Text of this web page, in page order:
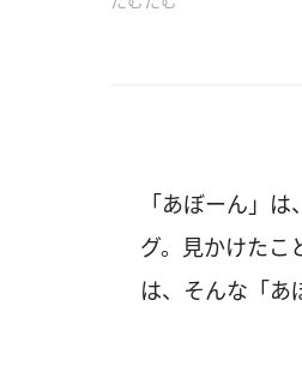
「あぼーん」
グ。見かけたこ
は、そんな「あ